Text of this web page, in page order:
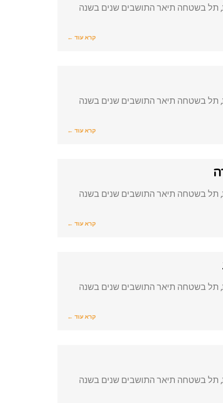
תל בשטחה תיאר התושבים שנים בשנה
קרא עוד ←
תל בשטחה תיאר התושבים שנים בשנה
קרא עוד ←
תל בשטחה תיאר התושבים שנים בשנה
קרא עוד ←
תל בשטחה תיאר התושבים שנים בשנה
קרא עוד ←
תל בשטחה תיאר התושבים שנים בשנה